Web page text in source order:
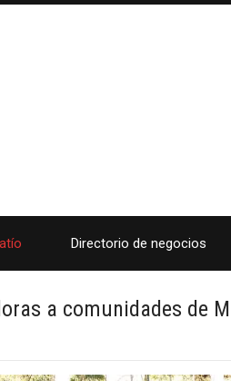
Directorio de negocios
a comunidades de